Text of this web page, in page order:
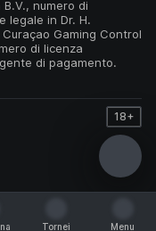
numero di
legale in Dr. H.
Gaming Control
di licenza
di pagamento.
18+
Tornei Menu